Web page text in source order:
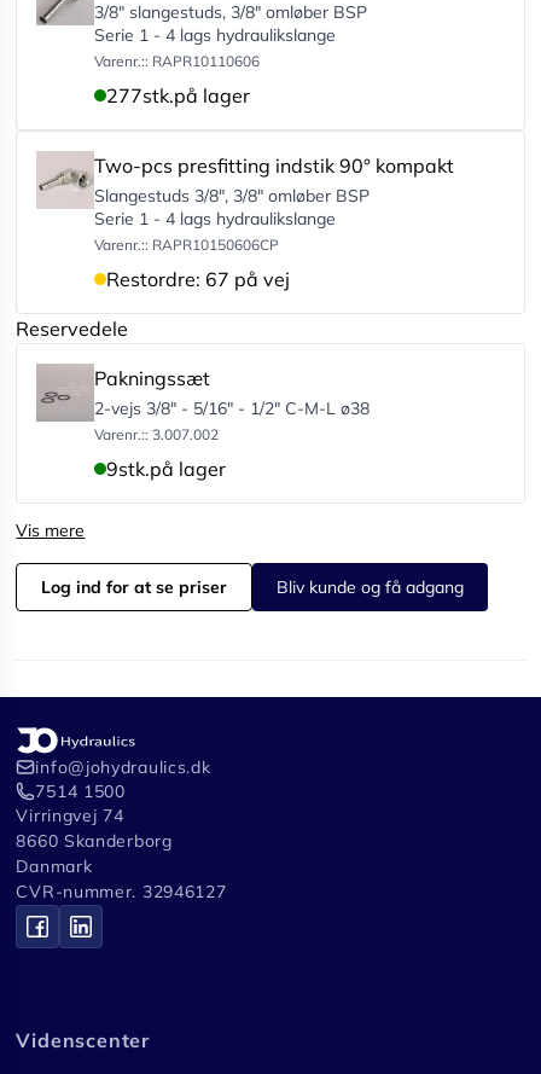
3/8" slangestuds, 3/8" omløber BSP
Serie 1 - 4 lags hydraulikslange
Varenr.:: RAPR10110606
277stk.på lager
Two-pcs presfitting indstik 90° kompakt
Slangestuds 3/8", 3/8" omløber BSP
Serie 1 - 4 lags hydraulikslange
Varenr.:: RAPR10150606CP
Restordre: 67 på vej
Reservedele
Pakningssæt
2-vejs 3/8" - 5/16" - 1/2" C-M-L ø38
Varenr.:: 3.007.002
9stk.på lager
Vis mere
Log ind for at se priser Bliv kunde og få adgang
info@johydraulics.dk
7514 1500
Virringvej 74
8660 Skanderborg
Danmark
CVR-nummer. 32946127
Videnscenter